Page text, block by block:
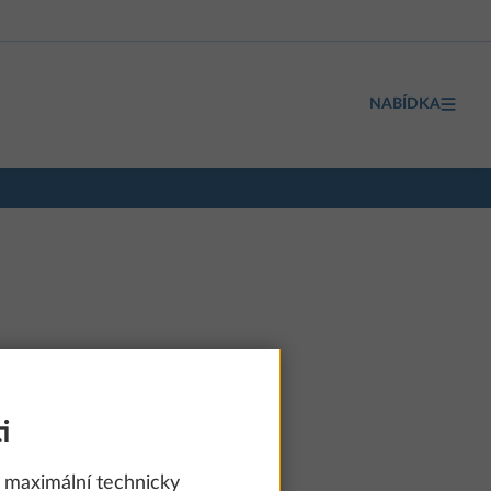
NABÍDKA
od 730 900 Kč
technicky